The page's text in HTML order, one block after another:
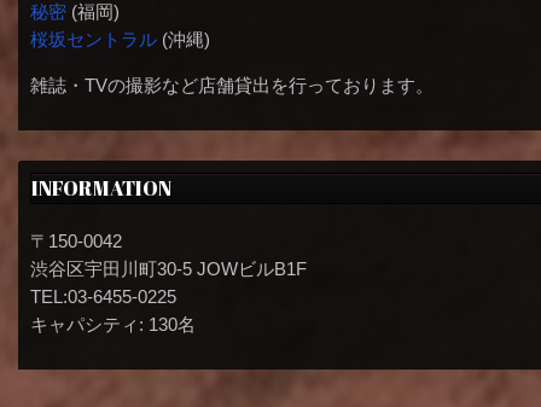
秘密(福岡)
桜坂セントラル(沖縄)
雑誌・TVの撮影など店舗貸出を行っております。
INFORMATION
〒150-0042
渋谷区宇田川町30-5 JOWビルB1F
TEL:03-6455-0225
キャパシティ: 130名